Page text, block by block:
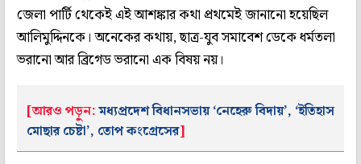
জেলা পার্টি থেকেই এই আশঙ্কার কথা প্রথমেই জানানো হয়েছিল
আলিমুদ্দিনকে। অনেকের কথায়, ছাত্র-যুব সমাবেশ ডেকে ধর্মতলা
ভরানো আর ব্রিগেড ভরানো এক বিষয় নয়।
[আরও পড়ুন:মধ্যপ্রদেশ বিধানসভায় ‘নেহেরু বিদায়’, ‘ইতিহাস
মোছার চেষ্টা’, তোপ কংগ্রেসের]